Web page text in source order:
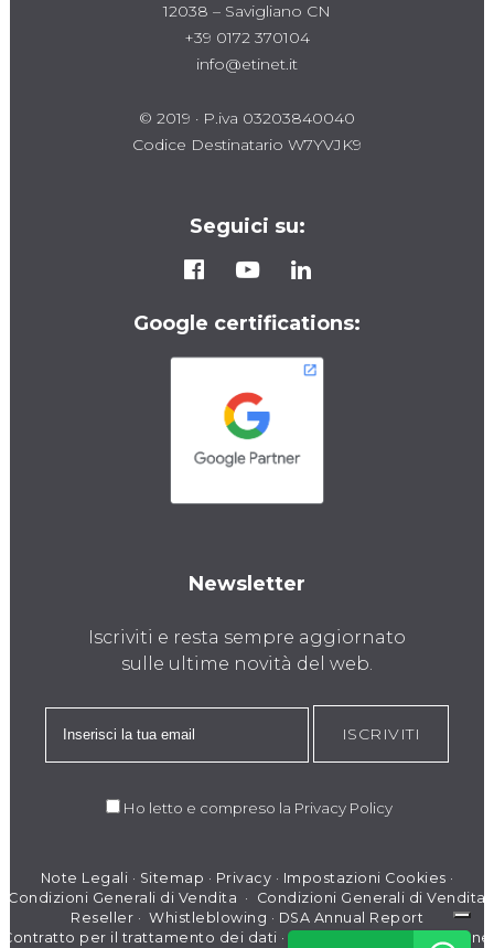
12038 – Savigliano CN
+39 0172 370104
info@etinet.it
© 2019 · P.iva 03203840040
Codice Destinatario W7YVJK9
Seguici su:
Google certifications:
Newsletter
Iscriviti e resta sempre aggiornato
sulle ultime novità del web.
ISCRIVITI
Ho letto e compreso la Privacy Policy
Note Legali · Sitemap · Privacy · Impostazioni Cookies ·
Condizioni Generali di Vendita · Condizioni Generali di Vendita
Reseller · Whistleblowing · DSA Annual Report
Contratto per il trattamento dei dati ·Modello di organizzazione